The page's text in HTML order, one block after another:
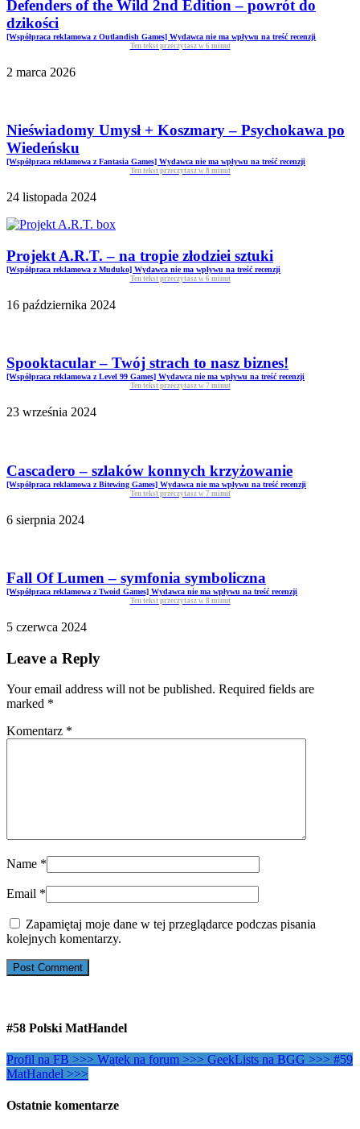
Defenders of the Wild 2nd Edition – powrót do
dzikości
[Współpraca reklamowa z Outlandish Games] Wydawca nie ma wpływu na treść recenzji
Ten tekst przeczytasz w 6 minut
2 marca 2026
Nieświadomy Umysł + Koszmary – Psychokawa po
Wiedeńsku
[Współpraca reklamowa z Fantasia Games] Wydawca nie ma wpływu na treść recenzji
Ten tekst przeczytasz w 8 minut
24 listopada 2024
Projekt A.R.T. – na tropie złodziei sztuki
[Współpraca reklamowa z Muduko] Wydawca nie ma wpływu na treść recenzji
Ten tekst przeczytasz w 6 minut
16 października 2024
Spooktacular – Twój strach to nasz biznes!
[Współpraca reklamowa z Level 99 Games] Wydawca nie ma wpływu na treść recenzji
Ten tekst przeczytasz w 7 minut
23 września 2024
Cascadero – szlaków konnych krzyżowanie
[Współpraca reklamowa z Bitewing Games] Wydawca nie ma wpływu na treść recenzji
Ten tekst przeczytasz w 7 minut
6 sierpnia 2024
Fall Of Lumen – symfonia symboliczna
[Współpraca reklamowa z Twoid Games] Wydawca nie ma wpływu na treść recenzji
Ten tekst przeczytasz w 8 minut
5 czerwca 2024
Leave a Reply
Your email address will not be published. Required fields are
marked *
Komentarz *
Name *
Email *
Zapamiętaj moje dane w tej przeglądarce podczas pisania
kolejnych komentarzy.
#58 Polski MatHandel
Profil na FB >>> Wątek na forum >>> GeekLists na BGG >>> #59
MatHandel >>>
Ostatnie komentarze